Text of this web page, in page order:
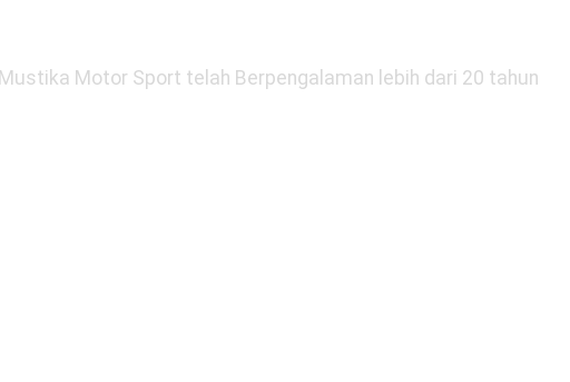
Mustika Motor Sport telah Berpengalaman lebih dari 20 tahun